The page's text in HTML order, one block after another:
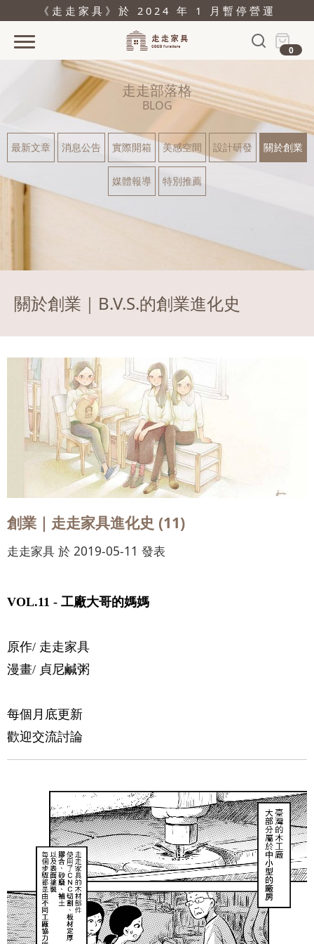
《走走家具》於 2024 年 1 月暫停營運
0
產品
關於
據點
結帳
會員登入
走走部落格
BLOG
最新文章 消息公告 實際開箱 美感空間 設計研發 關於創業
媒體報導 特別推薦
關於創業｜B.V.S.的創業進化史
創業｜走走家具進化史 (11)
走走家具 於 2019-05-11 發表
VOL.11 - 工廠大哥的媽媽
原作/ 走走家具
漫畫/ 貞尼鹹粥
每個月底更新
歡迎交流討論